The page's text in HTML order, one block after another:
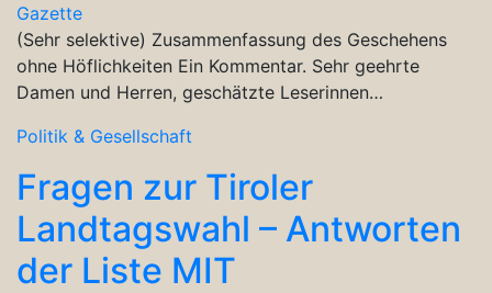
Gazette
(Sehr selektive) Zusammenfassung des Geschehens
ohne Höflichkeiten Ein Kommentar. Sehr geehrte
Damen und Herren, geschätzte Leserinnen…
Politik & Gesellschaft
Fragen zur Tiroler
Landtagswahl – Antworten
der Liste MIT